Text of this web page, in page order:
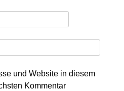
und Website in diesem
Kommentar